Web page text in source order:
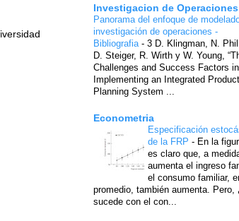
Investigacion de Operaciones
Panorama del enfoque de
investigación de operaciones -
Bibliografia - 3 D. Klingman, N.
D. Steiger, R. Wirth y W. Young,
Challenges and Success Factors in
Implementing an Integrated
Planning System ...
Econometria
Especificación
de la FRP - En la
es claro que, a
aumenta el ingreso
el consumo familiar,
promedio, también aumenta. Pero,
sucede con el con...